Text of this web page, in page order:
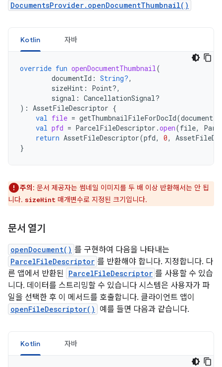
DocumentsProvider.openDocumentThumbnail()
Kotlin 자바
override fun openDocumentThumbnail(
documentId : String?,
sizeHint :
Point?,
signal : CancellationSignal?
): AssetFileDescriptor {
val file = getThumbnailFileForDocId(documentId
val pfd = ParcelFileDescriptor .open(file,
return AssetFileDescriptor(pfd, 0,
}
주의 : 문서 제공자는 썸네일 이미지를 두 배 이상 반환해서는 안 됩
니다. sizeHint 매개변수로 지정된 크기입니다.
문서 열기
openDocument() 를 구현하여 다음을 나타내는
ParcelFileDescriptor 를 반환해야 합니다. 지정합니다. 다
른 앱에서 반환된 ParcelFileDescriptor 를 사용할 수 있습
니다. 데이터를 스트리밍할 수 있습니다 시스템은 사용자가 파
일을 선택한 후 이 메서드를 호출합니다. 클라이언트 앱이
openFileDescriptor() 예를 들면 다음과 같습니다.
Kotlin 자바